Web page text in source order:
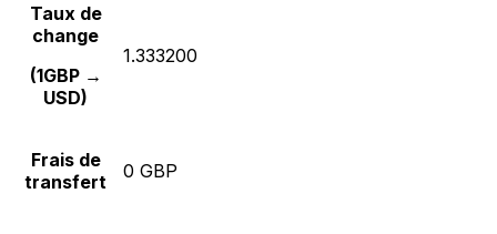
Taux de
change
(1GBP →
USD)
1.333200
Frais de
transfert
0 GBP